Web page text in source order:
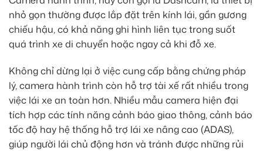
nhỏ gọn thường được lắp đặt trên kính lái, gần gương
chiếu hậu, có khả năng ghi hình liên tục trong suốt
quá trình xe di chuyển hoặc ngay cả khi đỗ xe.
Không chỉ dừng lại ở việc cung cấp bằng chứng pháp
lý, camera hành trình còn hỗ trợ tài xế rất nhiều trong
việc lái xe an toàn hơn. Nhiều mẫu camera hiện đại
tích hợp các tính năng cảnh báo giao thông, cảnh báo
tốc độ hay hệ thống hỗ trợ lái xe nâng cao (ADAS),
giúp người lái chủ động hơn và tránh được những rủi